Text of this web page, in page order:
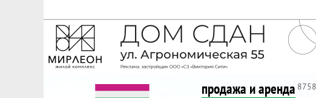
На Метре реклама - только
Помогайте независимому
продажа и аренда 8758